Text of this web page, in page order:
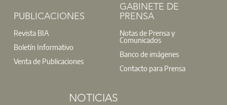
PUBLICACIONES
Revista BIA
Boletín Informativo
Venta de Publicaciones
GABINETE DE
PRENSA
Notas de Prensa y
Comunicados
Banco de imágenes
Contacto para Prensa
NOTICIAS